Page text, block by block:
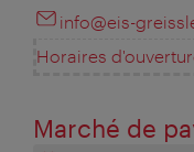
info@eis-
Horaires
Marché de